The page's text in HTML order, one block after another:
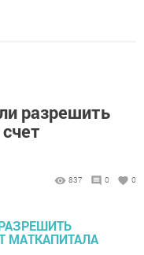
разрешить
837 0 0